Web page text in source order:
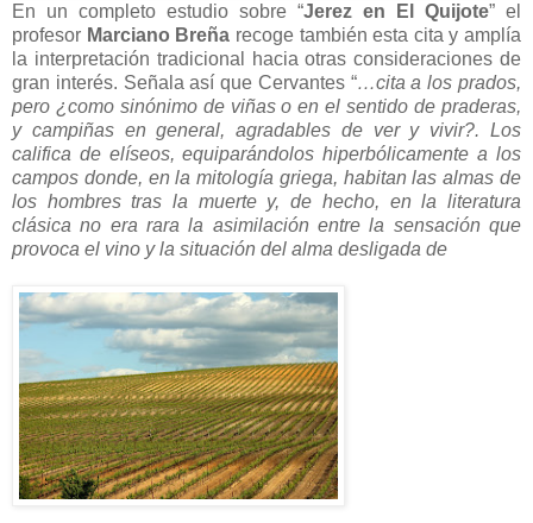
En un completo estudio sobre “Jerez en El Quijote” el
profesor Marciano Breña recoge también esta cita y amplía
la interpretación tradicional hacia otras consideraciones de
gran interés. Señala así que Cervantes “…cita a los prados,
pero ¿como sinónimo de viñas o en el sentido de praderas,
y campiñas en general, agradables de ver y vivir?. Los
califica de elíseos, equiparándolos hiperbólicamente a los
campos donde, en la mitología griega, habitan las almas de
los hombres tras la muerte y, de hecho, en la literatura
clásica no era rara la asimilación entre la sensación que
provoca el vino y la situación del alma desligada de